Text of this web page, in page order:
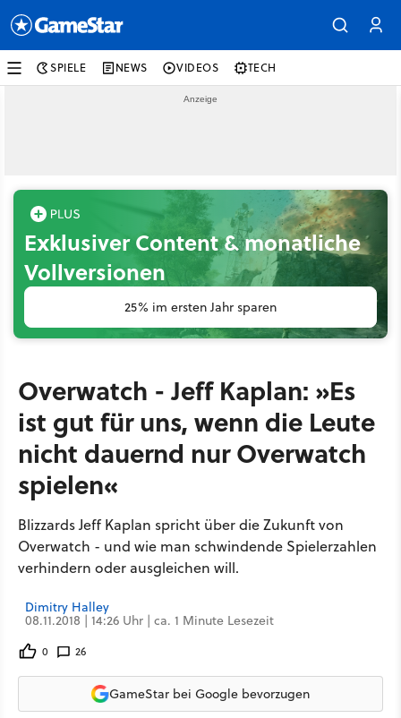
SPIELE NEWS VIDEOS TECH
Exklusiver Content & monatliche
Vollversionen
25% im ersten Jahr sparen
Overwatch - Jeff Kaplan: »Es
ist gut für uns, wenn die Leute
nicht dauernd nur Overwatch
spielen«
Blizzards Jeff Kaplan spricht über die Zukunft von
Overwatch - und wie man schwindende Spielerzahlen
verhindern oder ausgleichen will.
Dimitry Halley
08.11.2018 | 14:26 Uhr | ca. 1 Minute Lesezeit
0 26
GameStar bei Google bevorzugen